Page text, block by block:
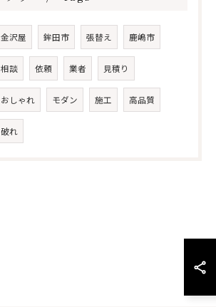
金沢屋 鉾田市 張替え 鹿嶋市
相談 依頼 業者 見積り
おしゃれ モダン 施工 高品質
破れ